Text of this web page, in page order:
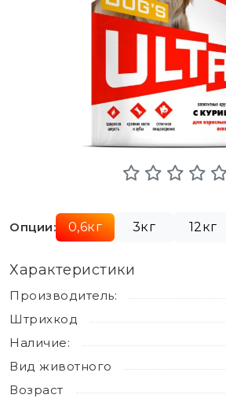
Опции: 0,6кг 3кг 12кг
Характеристики
Производитель:
Штрихкод
Наличие:
Вид животного
Возраст